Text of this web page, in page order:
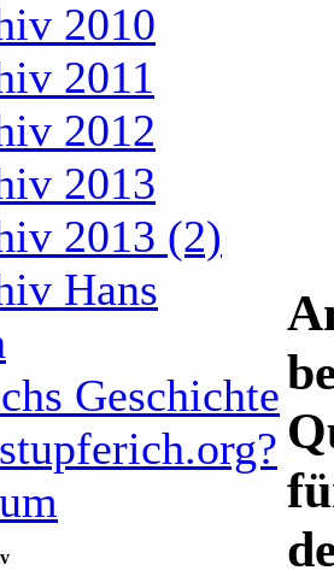
2010
2011
2012
2013
2013 (2)
Hans
Geschichte